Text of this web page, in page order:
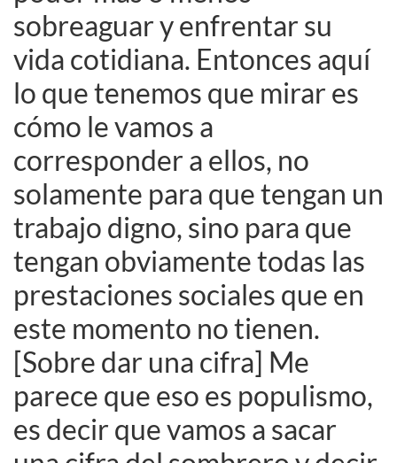
sobreaguar y enfrentar su
vida cotidiana. Entonces aquí
lo que tenemos que mirar es
cómo le vamos a
corresponder a ellos, no
solamente para que tengan un
trabajo digno, sino para que
tengan obviamente todas las
prestaciones sociales que en
este momento no tienen.
[Sobre dar una cifra] Me
parece que eso es populismo,
es decir que vamos a sacar